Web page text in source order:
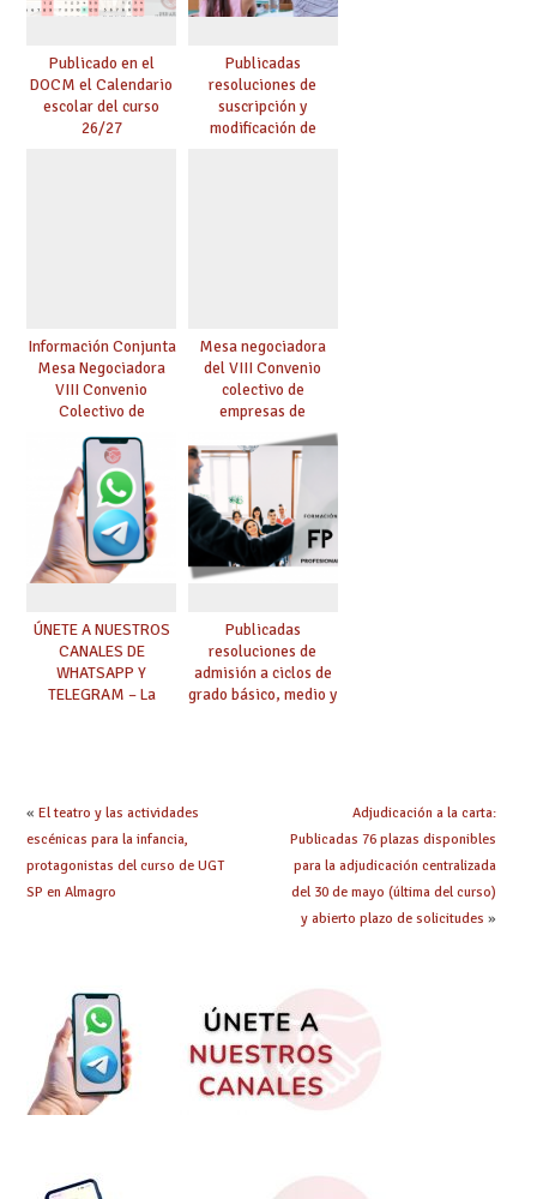
Publicado en el
DOCM el Calendario
escolar del curso
26/27
Publicadas
resoluciones de
suscripción y
modificación de
Información Conjunta
Mesa Negociadora
VIII Convenio
Colectivo de
Enseñanza
Concertada
Mesa negociadora
del VIII Convenio
colectivo de
empresas de
enseñanza privada
sostenidas total o
parcialmente con
fondos públicos
ÚNETE A NUESTROS
CANALES DE
WHATSAPP Y
TELEGRAM – La
Publicadas
resoluciones de
admisión a ciclos de
grado básico, medio y
« El teatro y las actividades
escénicas para la infancia,
protagonistas del curso de UGT
SP en Almagro
Adjudicación a la carta:
Publicadas 76 plazas disponibles
para la adjudicación centralizada
del 30 de mayo (última del curso)
y abierto plazo de solicitudes »